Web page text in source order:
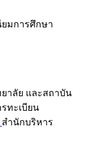
ยมการศึกษา
าลัย และสถาบัน
ทะเบียน
สำนักบริหาร